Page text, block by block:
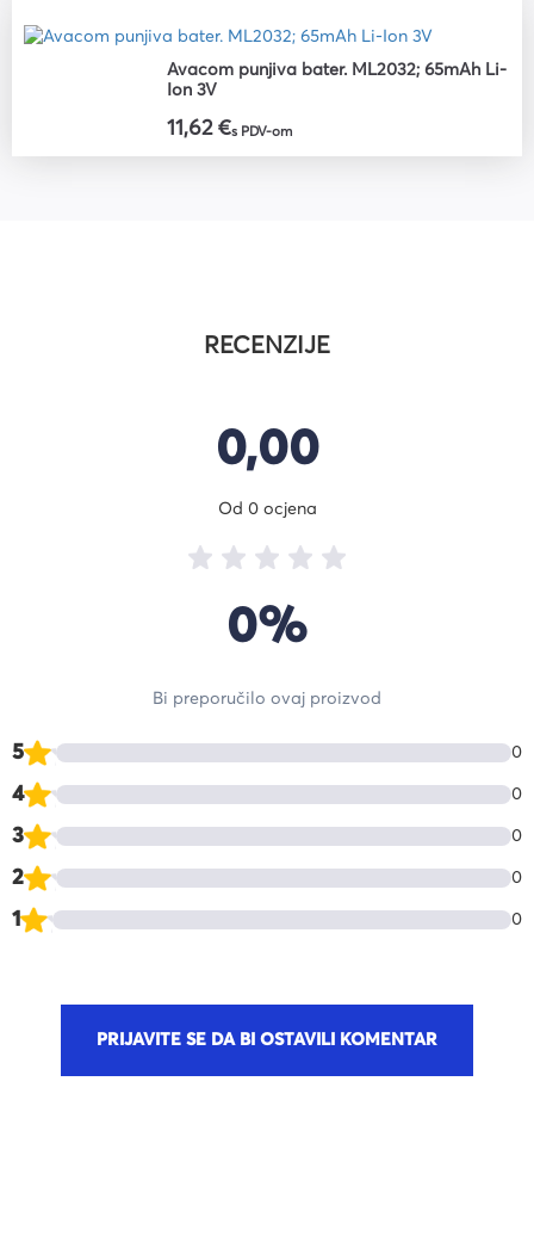
Avacom punjiva bater. ML2032; 65mAh Li-
Ion 3V
11,62 €s PDV-om
RECENZIJE
5 0
4 0
3 0
2 0
1 0
0,00
Od 0 ocjena
0%
Bi preporučilo ovaj proizvod
PRIJAVITE SE DA BI OSTAVILI KOMENTAR